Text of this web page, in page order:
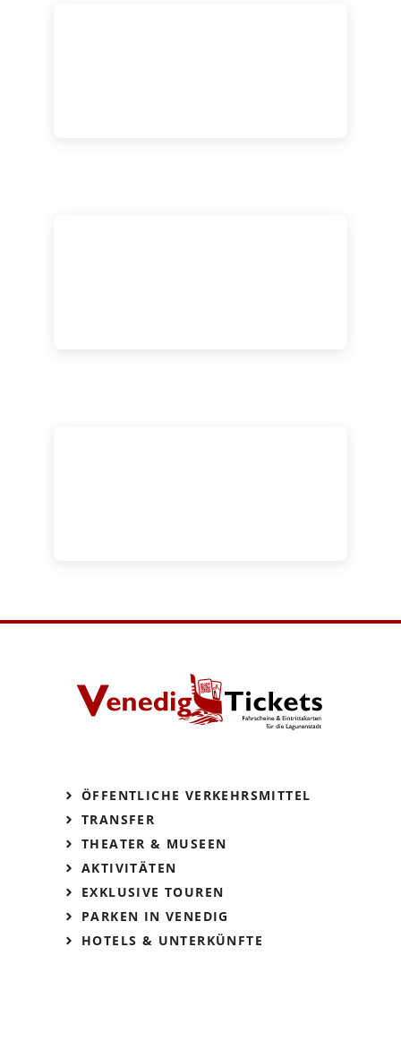
ÖFFENTLICHE VERKEHRSMITTEL
TRANSFER
THEATER & MUSEEN
AKTIVITÄTEN
EXKLUSIVE TOUREN
PARKEN IN VENEDIG
HOTELS & UNTERKÜNFTE